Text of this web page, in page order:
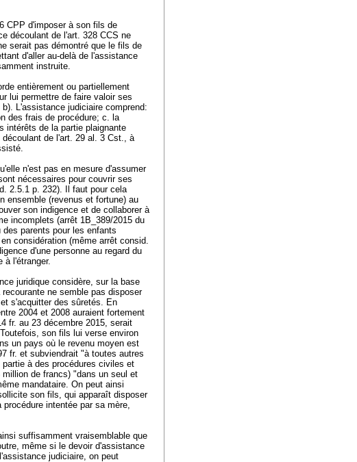
CPP d'imposer à son fils de
découlant de l'art. 328 CCS ne
serait pas démontré que le fils de
d'aller au-delà de l'assistance
instruite.
entièrement ou partiellement
lui permettre de faire valoir ses
L'assistance judiciaire comprend:
des frais de procédure; c. la
intérêts de la partie plaignante
de l'art. 29 al. 3 Cst., à
n'est pas en mesure d'assumer
nécessaires pour couvrir ses
2.5.1 p. 232). Il faut pour cela
ensemble (revenus et fortune) au
son indigence et de collaborer à
incomplets (arrêt 1B_389/2015 du
parents pour les enfants
considération (même arrêt consid.
d'une personne au regard du
à l'étranger.
juridique considère, sur la base
ne semble pas disposer
s'acquitter des sûretés. En
2004 et 2008 auraient fortement
fr. au 23 décembre 2015, serait
son fils lui verse environ
un pays où le revenu moyen est
fr. et subviendrait "à toutes autres
à des procédures civiles et
de francs) "dans un seul et
mandataire. On peut ainsi
son fils, qui apparaît disposer
intentée par sa mère,
suffisamment vraisemblable que
même si le devoir d'assistance
judiciaire, on peut